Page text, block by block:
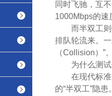
同时飞驰，互
1000Mbps的速
而半双工则像
排队轮流来。
（Collision）
为什么测试
在现代标准的
的“半双工”隐患